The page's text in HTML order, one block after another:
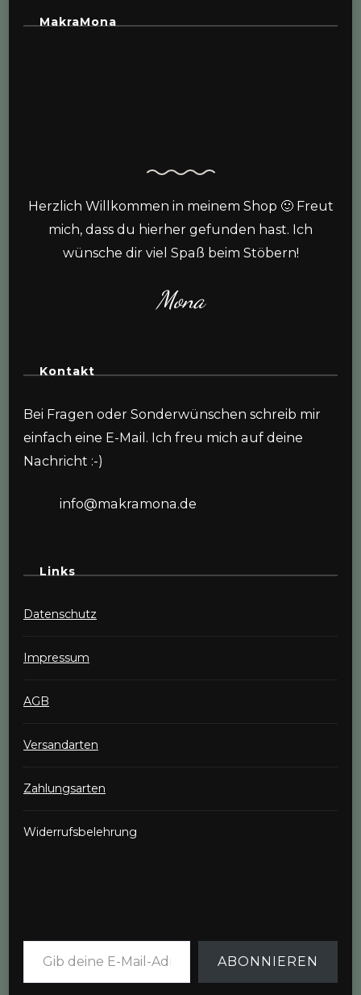
MakraMona
Herzlich Willkommen in meinem Shop 🙂 Freut
mich, dass du hierher gefunden hast. Ich
wünsche dir viel Spaß beim Stöbern!
Mona
Kontakt
Bei Fragen oder Sonderwünschen schreib mir
einfach eine E-Mail. Ich freu mich auf deine
Nachricht :-)
info@makramona.de
Links
Datenschutz
Impressum
AGB
Versandarten
Zahlungsarten
Widerrufsbelehrung
Gib deine E-Mail-Adresse ein ...
ABONNIEREN